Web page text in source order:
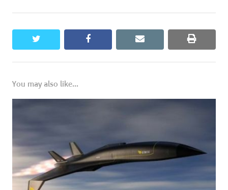
twitter facebook email print
You may also like...